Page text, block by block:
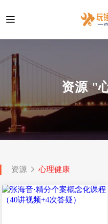
资源 "
资源 心理健康